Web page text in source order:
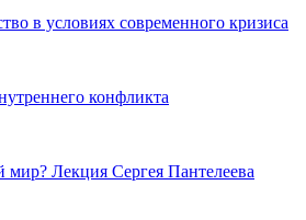
в условиях современного кризиса
конфликта
мир? Лекция Сергея Пантелеева